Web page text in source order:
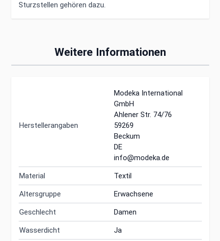
Sturzstellen gehören dazu.
Weitere Informationen
Herstellerangaben
Modeka International
GmbH
Ahlener Str. 74/76
59269
Beckum
DE
info@modeka.de
Material Textil
Altersgruppe Erwachsene
Geschlecht Damen
Wasserdicht Ja